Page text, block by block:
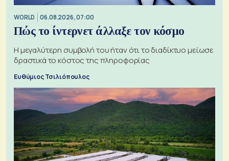
WORLD 06.08.2026, 07:00
Πώς το ίντερνετ άλλαξε τον κόσμο
Η μεγαλύτερη συμβολή του ήταν ότι το διαδίκτυο μείωσε
δραστικά το κόστος της πληροφορίας
Ευθύμιος Τσιλιόπουλος